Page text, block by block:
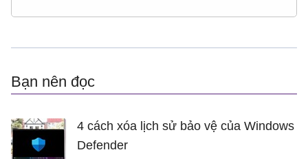
Bạn nên đọc
4 cách xóa lịch sử bảo vệ của Windows
Defender